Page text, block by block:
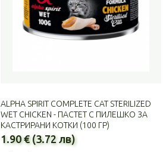
ALPHA SPIRIT COMPLETE CAT STERILIZED
WET CHICKEN - ПАСТЕТ С ПИЛЕШКО ЗА
КАСТРИРАНИ КОТКИ (100 ГР)
1.90 € (3.72 лв)